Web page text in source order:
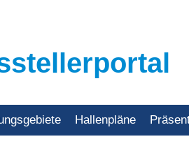
Hallenpläne